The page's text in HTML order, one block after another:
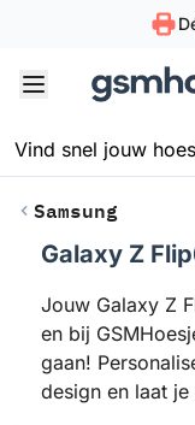
Samsung
Doorgaan naar
Galaxy Z
Jouw Galaxy Z
en bij
gaan!
design en laat